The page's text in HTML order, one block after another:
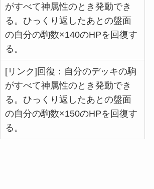
がすべて神属性のとき発動でき
る。ひっくり返したあとの盤面
の自分の駒数×140のHPを回復す
る。
[リンク]回復：自分のデッキの駒
がすべて神属性のとき発動でき
る。ひっくり返したあとの盤面
の自分の駒数×150のHPを回復す
る。